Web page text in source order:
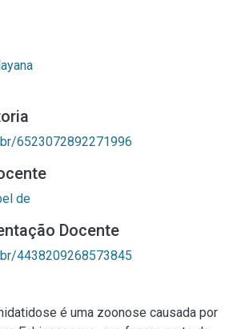
6523072892271996
de
Docente
4438209268573845
é uma zoonose causada por